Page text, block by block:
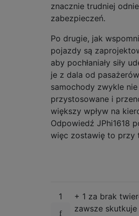
znacznie trudniej
zabezpieczeń.
Po drugie, jak
pojazdy są
aby pochłaniały siły
je z dala od
samochody zwykle
przystosowane i
większy wpływ na
Odpowiedź JPhi1618
więc zostawię to przy
1
+ 1 za brak
zawsze